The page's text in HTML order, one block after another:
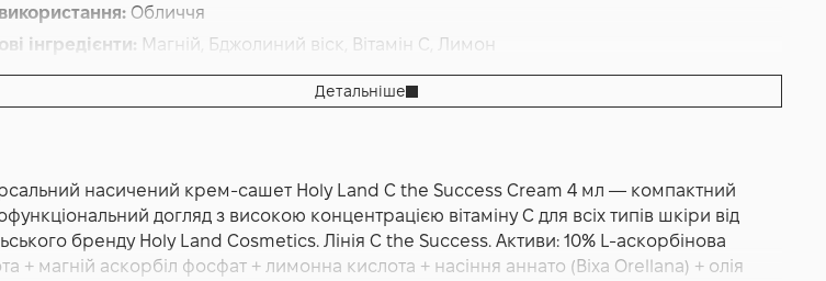
Обличчя
інгредієнти: Магній, Бджолиний віск, Вітамін С, Лимон
дія:Живлення,Зволоження
випуску:Крем
Детальніше
насичений крем-сашет Holy Land C the Success Cream 4 мл — компактний
догляд з високою концентрацією вітаміну C для всіх типів шкіри від
бренду Holy Land Cosmetics. Лінія C the Success. Активи: 10% L-аскорбінова
+ магній аскорбіл фосфат + лимонна кислота + насіння аннато (Bixa Orellana) + олія